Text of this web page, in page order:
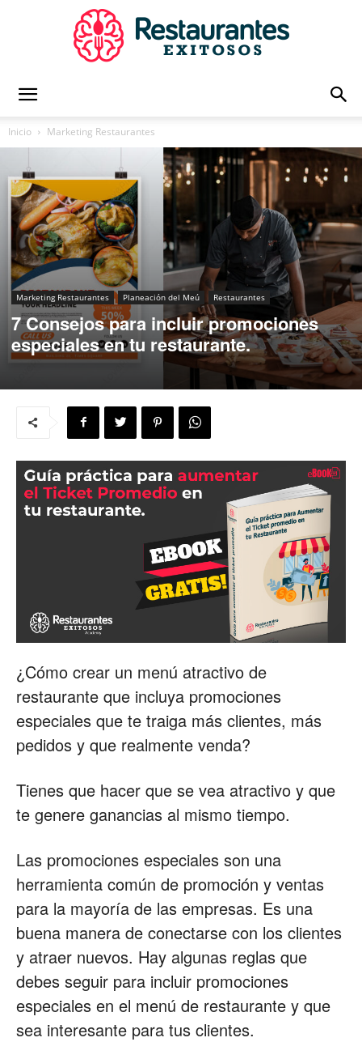
Exitosos
|
Capacitación
para
Restaurantes
|
Marketing
para
Inicio Marketing Restaurantes
Marketing Restaurantes Planeación del Meú Restaurantes
7 Consejos para incluir promociones
especiales en tu restaurante.
¿Cómo crear un menú atractivo de
restaurante que incluya promociones
especiales que te traiga más clientes, más
pedidos y que realmente venda?
Tienes que hacer que se vea atractivo y que
te genere ganancias al mismo tiempo.
Las promociones especiales son una
herramienta común de promoción y ventas
para la mayoría de las empresas. Es una
buena manera de conectarse con los clientes
y atraer nuevos. Hay algunas reglas que
debes seguir para incluir promociones
especiales en el menú de restaurante y que
sea interesante para tus clientes.